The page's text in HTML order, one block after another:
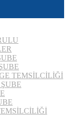
TEMSİLCİLİĞİ